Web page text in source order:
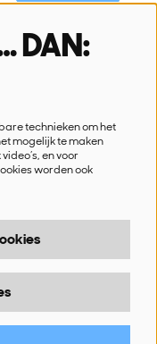
DAN:
technieken om het
mogelijk te maken
en voor
worden ook